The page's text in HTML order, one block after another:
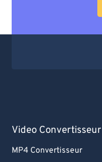
Video Convertisseur
MP4 Convertisseur